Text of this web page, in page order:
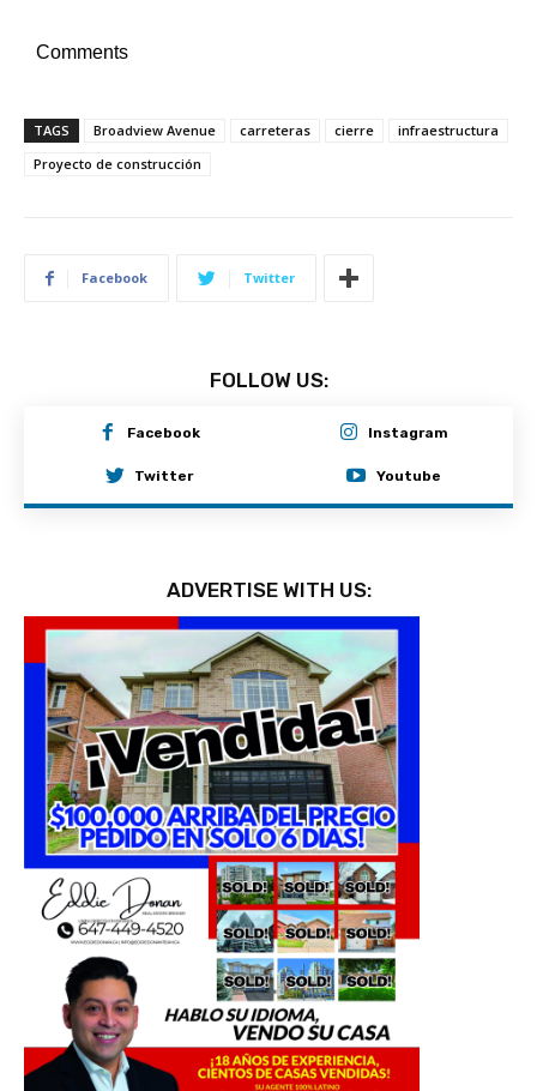
Comments
TAGS Broadview Avenue carreteras cierre
infraestructura
Proyecto de construcción
Facebook Twitter
FOLLOW US:
Facebook Instagram
Twitter Youtube
ADVERTISE WITH US: